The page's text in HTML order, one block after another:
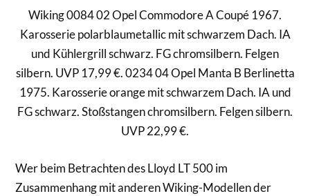
Wiking 0084 02 Opel Commodore A Coupé 1967.
Karosserie polarblaumetallic mit schwarzem Dach. IA
und Kühlergrill schwarz. FG chromsilbern. Felgen
silbern. UVP 17,99 €. 0234 04 Opel Manta B Berlinetta
1975. Karosserie orange mit schwarzem Dach. IA und
FG schwarz. Stoßstangen chromsilbern. Felgen silbern.
UVP 22,99 €.
Wer beim Betrachten des Lloyd LT 500 im
Zusammenhang mit anderen Wiking-Modellen der